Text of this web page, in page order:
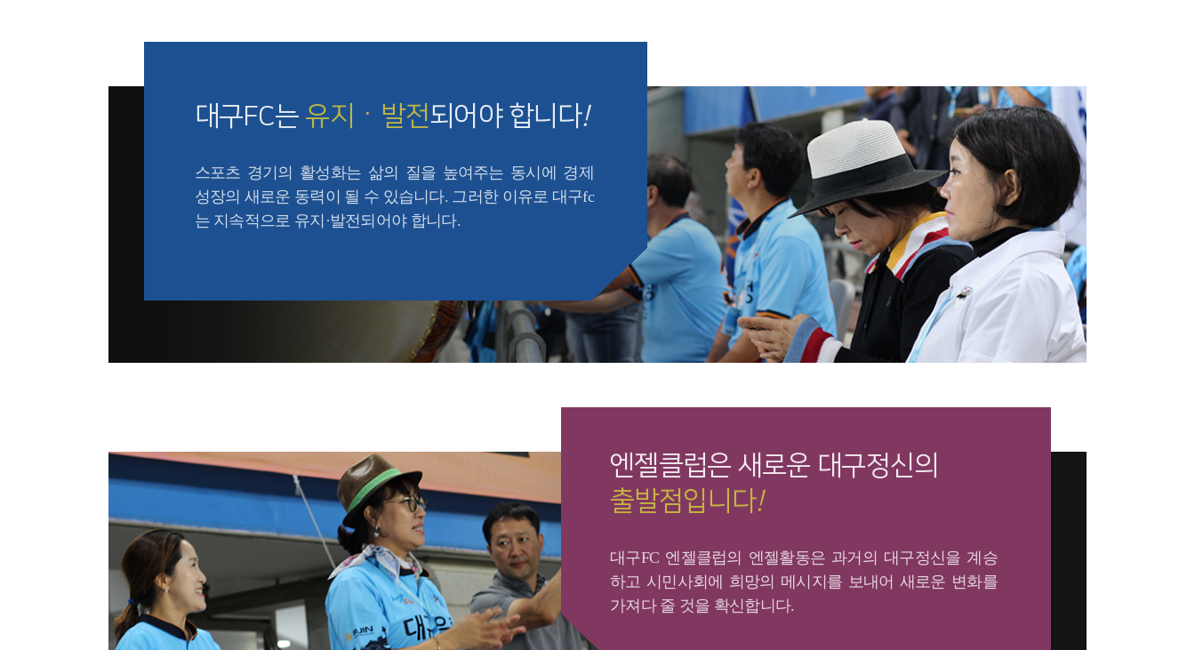
대구FC는 유지ㆍ발전되어야 합니다!
스포츠 경기의 활성화는 삶의 질을 높여주는 동시에 경제
성장의 새로운 동력이 될 수 있습니다. 그러한 이유로 대구fc
는 지속적으로 유지·발전되어야 합니다.
엔젤클럽은 새로운 대구정신의
출발점입니다!
대구FC 엔젤클럽의 엔젤활동은 과거의 대구정신을 계승
하고 시민사회에 희망의 메시지를 보내어 새로운 변화를
가져다 줄 것을 확신합니다.